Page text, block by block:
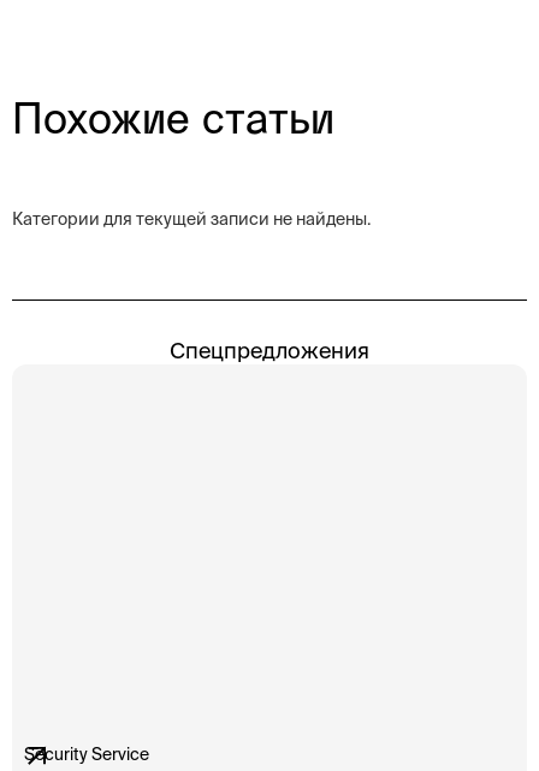
Похожие статьи
Категории для текущей записи не найдены.
Спецпредложения
Security Service